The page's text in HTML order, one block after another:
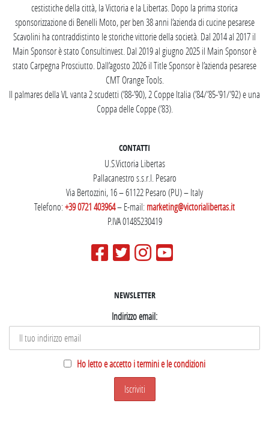
cestistiche della città, la Victoria e la Libertas. Dopo la prima storica
sponsorizzazione di Benelli Moto, per ben 38 anni l’azienda di cucine pesarese
Scavolini ha contraddistinto le storiche vittorie della società. Dal 2014 al 2017 il
Main Sponsor è stato Consultinvest. Dal 2019 al giugno 2025 il Main Sponsor è
stato Carpegna Prosciutto. Dall’agosto 2026 il Title Sponsor è l’azienda pesarese
CMT Orange Tools.
Il palmares della VL vanta 2 scudetti (’88-’90), 2 Coppe Italia (’84/’85-’91/’92) e una
Coppa delle Coppe (’83).
CONTATTI
U.S.Victoria Libertas
Pallacanestro s.s.r.l. Pesaro
Via Bertozzini, 16 – 61122 Pesaro (PU) – Italy
Telefono:+39 0721 403964– E-mail:marketing@victorialibertas.it
P.IVA 01485230419
NEWSLETTER
Indirizzo email:
Ho letto e accetto i termini e le condizioni